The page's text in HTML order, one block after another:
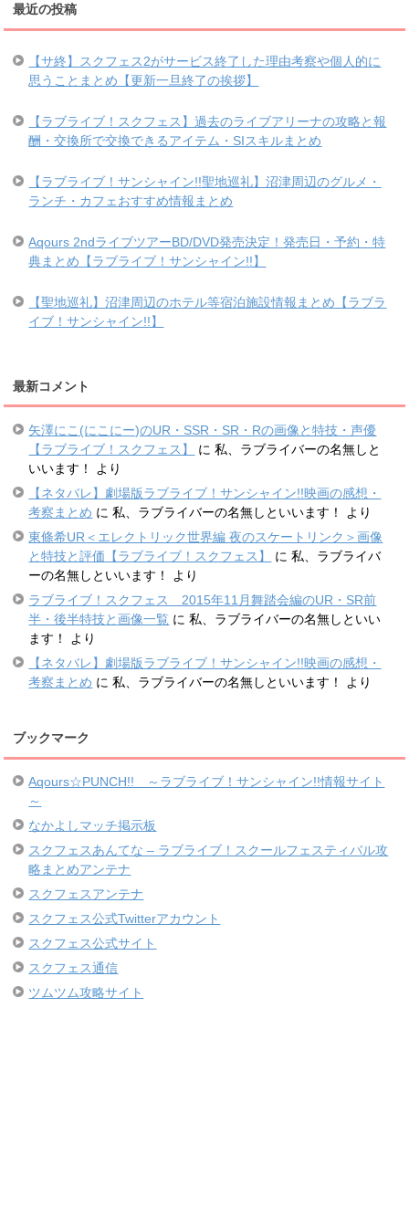
最近の投稿
【サ終】スクフェス2がサービス終了した理由考察や個人的に
思うことまとめ【更新一旦終了の挨拶】
【ラブライブ！スクフェス】過去のライブアリーナの攻略と報
酬・交換所で交換できるアイテム・SIスキルまとめ
【ラブライブ！サンシャイン!!聖地巡礼】沼津周辺のグルメ・
ランチ・カフェおすすめ情報まとめ
Aqours 2ndライブツアーBD/DVD発売決定！発売日・予約・特
典まとめ【ラブライブ！サンシャイン!!】
【聖地巡礼】沼津周辺のホテル等宿泊施設情報まとめ【ラブラ
イブ！サンシャイン!!】
最新コメント
矢澤にこ(にこにー)のUR・SSR・SR・Rの画像と特技・声優
【ラブライブ！スクフェス】
に私、ラブライバーの名無しと
いいます！
より
【ネタバレ】劇場版ラブライブ！サンシャイン!!映画の感想・
考察まとめ に私、ラブライバーの名無しといいます！
より
東條希UR＜エレクトリック世界編 夜のスケートリンク＞画像
と特技と評価【ラブライブ！スクフェス】
に私、ラブライバ
ーの名無しといいます！
より
ラブライブ！スクフェス 2015年11月舞踏会編のUR・SR前
半・後半特技と画像一覧 に私、ラブライバーの名無しといい
ます！
より
【ネタバレ】劇場版ラブライブ！サンシャイン!!映画の感想・
考察まとめ に私、ラブライバーの名無しといいます！ より
ブックマーク
Aqours☆PUNCH!! ～ラブライブ！サンシャイン!!情報サイト
～
なかよしマッチ掲示板
スクフェスあんてな – ラブライブ！スクールフェスティバル攻
略まとめアンテナ
スクフェスアンテナ
スクフェス公式Twitterアカウント
スクフェス公式サイト
スクフェス通信
ツムツム攻略サイト